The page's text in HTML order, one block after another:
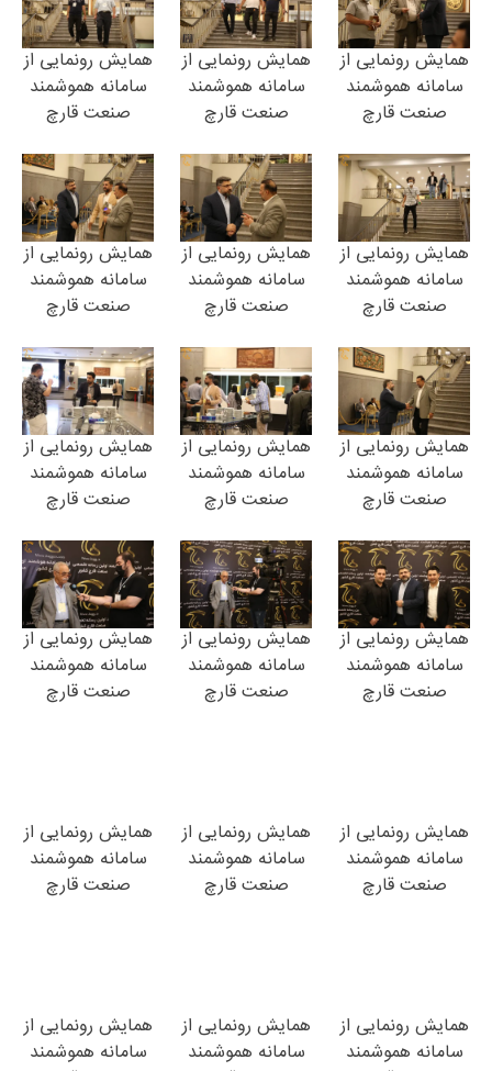
همایش رونمایی از
سامانه هموشمند
صنعت قارچ
همایش رونمایی از
سامانه هموشمند
صنعت قارچ
همایش رونمایی از
سامانه هموشمند
صنعت قارچ
همایش رونمایی از
سامانه هموشمند
صنعت قارچ
همایش رونمایی از
سامانه هموشمند
صنعت قارچ
همایش رونمایی از
سامانه هموشمند
صنعت قارچ
همایش رونمایی از
سامانه هموشمند
صنعت قارچ
همایش رونمایی از
سامانه هموشمند
صنعت قارچ
همایش رونمایی از
سامانه هموشمند
صنعت قارچ
همایش رونمایی از
سامانه هموشمند
صنعت قارچ
همایش رونمایی از
سامانه هموشمند
صنعت قارچ
همایش رونمایی از
سامانه هموشمند
صنعت قارچ
همایش رونمایی از
سامانه هموشمند
صنعت قارچ
همایش رونمایی از
سامانه هموشمند
صنعت قارچ
همایش رونمایی از
سامانه هموشمند
صنعت قارچ
همایش رونمایی از
سامانه هموشمند
همایش رونمایی از
سامانه هموشمند
همایش رونمایی از
سامانه هموشمند